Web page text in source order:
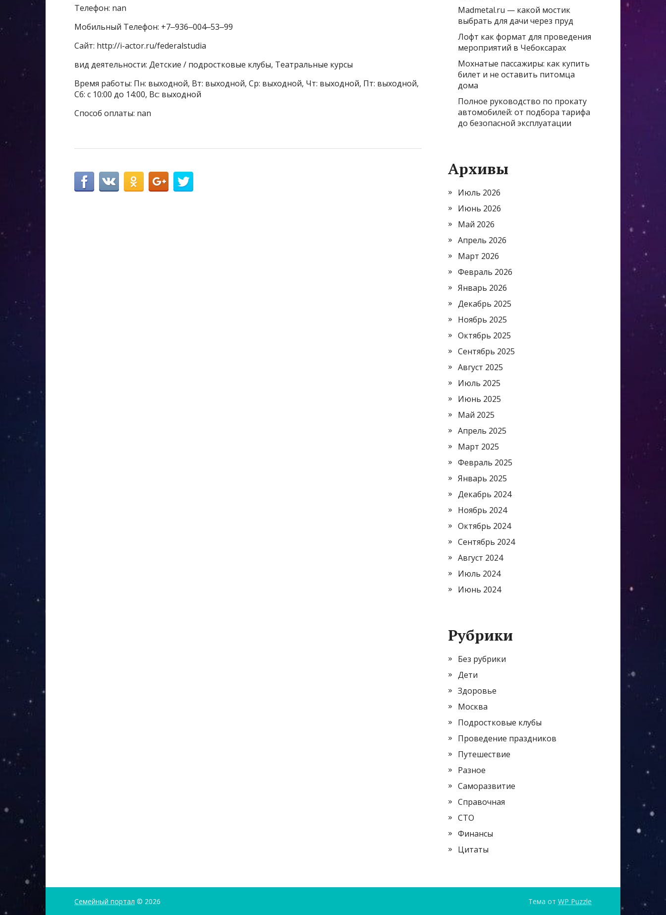
Телефон: nan
Мобильный Телефон: +7‒936‒004‒53‒99
Сайт: http://i-actor.ru/federalstudia
вид деятельности: Детские / подростковые клубы, Театральные курсы
Время работы: Пн: выходной, Вт: выходной, Ср: выходной, Чт: выходной, Пт: выходной,
Сб: с 10:00 до 14:00, Вс: выходной
Способ оплаты: nan
Madmetal.ru — какой мостик
выбрать для дачи через пруд
Лофт как формат для проведения
мероприятий в Чебоксарах
Мохнатые пассажиры: как купить
билет и не оставить питомца
дома
Полное руководство по прокату
автомобилей: от подбора тарифа
до безопасной эксплуатации
Архивы
Июль 2026
Июнь 2026
Май 2026
Апрель 2026
Март 2026
Февраль 2026
Январь 2026
Декабрь 2025
Ноябрь 2025
Октябрь 2025
Сентябрь 2025
Август 2025
Июль 2025
Июнь 2025
Май 2025
Апрель 2025
Март 2025
Февраль 2025
Январь 2025
Декабрь 2024
Ноябрь 2024
Октябрь 2024
Сентябрь 2024
Август 2024
Июль 2024
Июнь 2024
Рубрики
Без рубрики
Дети
Здоровье
Москва
Подростковые клубы
Проведение праздников
Путешествие
Разное
Саморазвитие
Справочная
СТО
Финансы
Цитаты
Семейный портал © 2026 Тема от WP Puzzle